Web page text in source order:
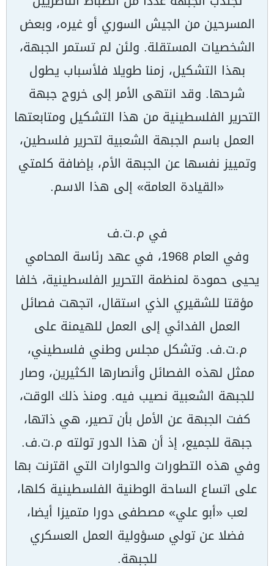
المسرحين من الجيش السوري أو غيره، وبعض
الشخصيات المستقلة. ولئن لم تستمر الجبهة،
بهذا التشكيل، زمنا طويلا فلأسباب يطول
شرحها. وقد انتهى الأمر إلى خروج جبهة
التحرير الفلسطينية من هذا التشكيل ومتابعتها
العمل باسم الجبهة الشعبية لتحرير فلسطين،
وتمييز نفسها عن الجبهة الأم، بإضافة كلمتي
«القيادة العامة» إلى هذا الاسم.
في م.ت.ف
وفي العام 1968، في عهد رئاسة المحامي
يحيى حمودة لمنظمة التحرير الفلسطينية، خلفا
مؤقتا للشقيري الذي استقال، اتجهت فصائل
العمل الفدائي إلى العمل للهيمنة على
م.ت.ف. وتشكل مجلس وطني فلسطيني،
ممثل لهذه الفصائل وأنصارها الكثيرين، وصار
للجبهة الشعبية نصيب فيه. ومنذ ذلك الوقت،
كفت الجبهة عن الأمل بأن تصير، هي ذاتها،
جبهة للجميع، إذ أن هذا الدور تولته م.ت.ف.
وفي هذه التطورات والحوارات التي اقترنت بها
على اتساع الساحة الوطنية الفلسطينية كلها،
لعب «أبو علي» مصطفى دورا متميزا أيضا،
فضلا عن تولي مسؤولية العمل العسكري
للجبهة.